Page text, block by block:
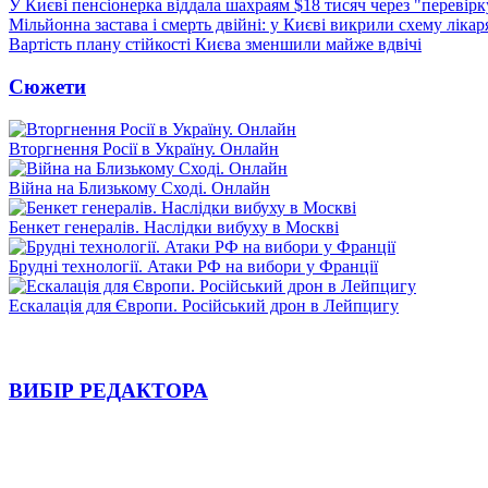
У Києві пенсіонерка віддала шахраям $18 тисяч через
Мільйонна застава і смерть двійні: у Києві викрили схему
Вартість плану стійкості Києва зменшили майже вдвічі
Сюжети
Вторгнення Росії в Україну. Онлайн
Війна на Близькому Сході. Онлайн
Бенкет генералів. Наслідки вибуху в Москві
Брудні технології. Атаки РФ на вибори у Франції
Ескалація для Європи. Російський дрон в Лейпцигу
ВИБІР РЕДАКТОРА